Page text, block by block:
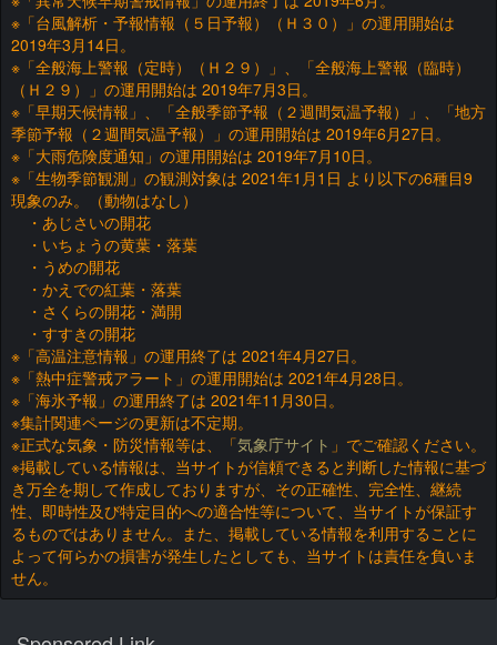
※「台風解析・予報情報（５日予報）（Ｈ３０）」の運用開始は
2019年3月14日。
※「全般海上警報（定時）（Ｈ２９）」、「全般海上警報（臨時）
（Ｈ２９）」の運用開始は 2019年7月3日。
※「早期天候情報」、「全般季節予報（２週間気温予報）」、「地方
季節予報（２週間気温予報）」の運用開始は 2019年6月27日。
※「大雨危険度通知」の運用開始は 2019年7月10日。
※「生物季節観測」の観測対象は 2021年1月1日 より以下の6種目9
現象のみ。（動物はなし）
・あじさいの開花
・いちょうの黄葉・落葉
・うめの開花
・かえでの紅葉・落葉
・さくらの開花・満開
・すすきの開花
※「高温注意情報」の運用終了は 2021年4月27日。
※「熱中症警戒アラート」の運用開始は 2021年4月28日。
※「海氷予報」の運用終了は 2021年11月30日。
※集計関連ページの更新は不定期。
※正式な気象・防災情報等は、「気象庁サイト 」でご確認ください。
※掲載している情報は、当サイトが信頼できると判断した情報に基づ
き万全を期して作成しておりますが、その正確性、完全性、継続
性、即時性及び特定目的への適合性等について、当サイトが保証す
るものではありません。また、掲載している情報を利用することに
よって何らかの損害が発生したとしても、当サイトは責任を負いま
せん。